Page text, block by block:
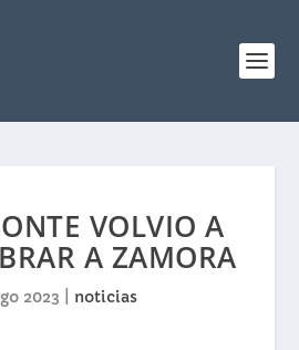
VOLVIO A
A ZAMORA
2023 noticias